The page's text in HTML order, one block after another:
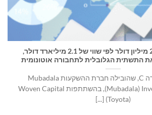
Moove גייסה 250 מיליון דולר לפי שווי של 2.1 מיליארד דולר,
התשתית הגלובלית לתחבורה אוטונומית
סבב הגיוס מסדרה C, שהובילה חברת ההשקעות Mubadala
(Toyota) [...]